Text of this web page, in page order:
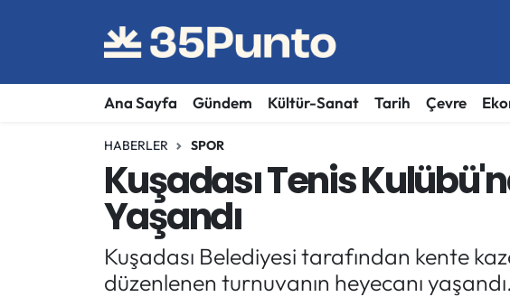
Ana Sayfa Gündem Kültür-Sanat Tarih Çevre
HABERLER SPOR
Kuşadası Tenis
Yaşandı
Kuşadası Belediyesi tarafından kente
düzenlenen turnuvanın heyecanı yaşandı.